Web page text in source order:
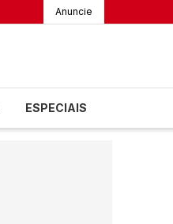
Anuncie
ESPECIAIS